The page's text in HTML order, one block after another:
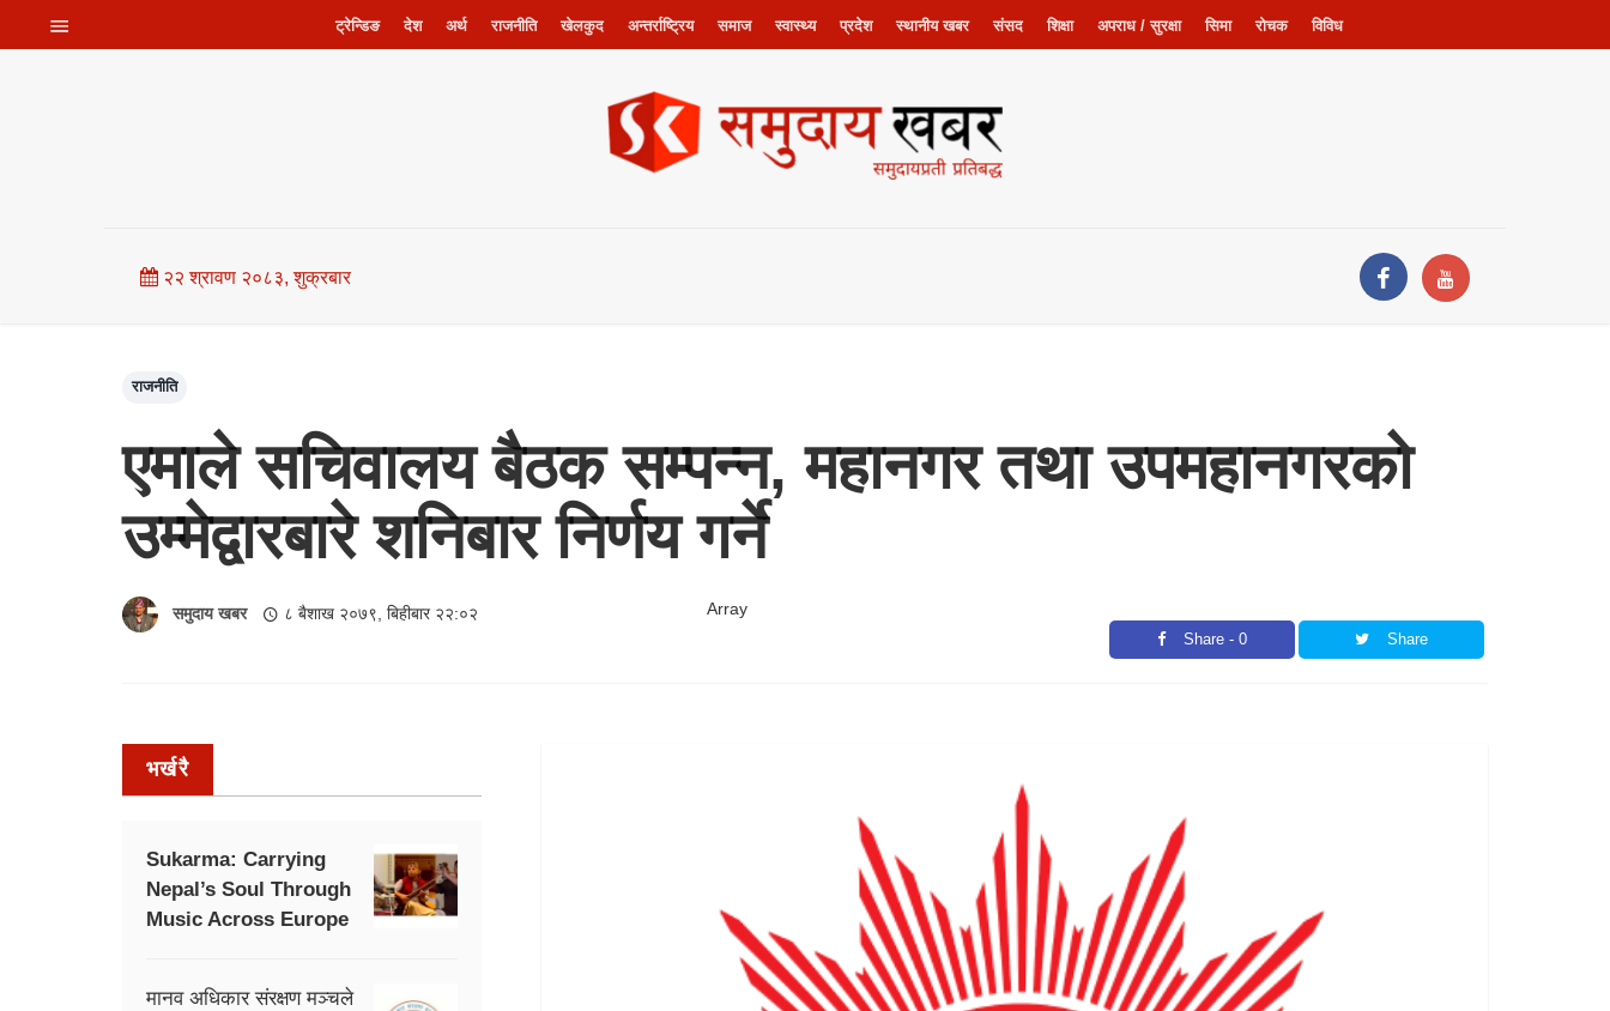
ट्रेन्डिङ देश अर्थ राजनीति खेलकुद अन्तर्राष्ट्रिय समाज स्वास्थ्य प्रदेश स्थानीय खबर संसद शिक्षा अपराध / सुरक्षा सिमा रोचक विविध
२२ श्रावण २०८३, शुक्रबार
राजनीति
एमाले सचिवालय बैठक सम्पन्न, महानगर तथा उपमहानगरको
उम्मेद्वारबारे शनिबार निर्णय गर्ने
समुदाय खबर ८ बैशाख २०७९, बिहीबार २२:०२ Array
Share - 0 Share
भर्खरै
Sukarma: Carrying
Nepal’s Soul Through
Music Across Europe
मानव अधिकार संरक्षण मञ्चले